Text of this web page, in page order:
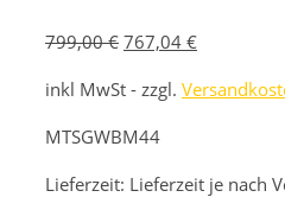
799,00€ Ursprünglicher
war:
799,00 €
767,04 €Aktueller
ist:
inkl MwSt - zzgl.
MTSGWBM44
Lieferzeit: Lieferzeit je nach